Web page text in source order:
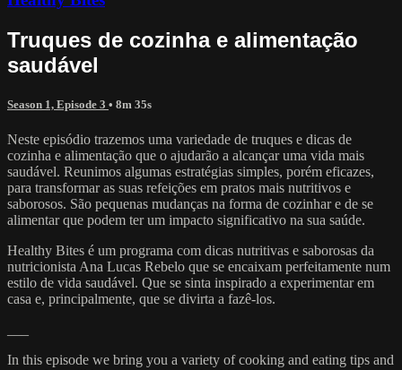
Truques de cozinha e alimentação
saudável
Season 1, Episode 3 • 8m 35s
Neste episódio trazemos uma variedade de truques e dicas de
cozinha e alimentação que o ajudarão a alcançar uma vida mais
saudável. Reunimos algumas estratégias simples, porém eficazes,
para transformar as suas refeições em pratos mais nutritivos e
saborosos. São pequenas mudanças na forma de cozinhar e de se
alimentar que podem ter um impacto significativo na sua saúde.
Healthy Bites é um programa com dicas nutritivas e saborosas da
nutricionista Ana Lucas Rebelo que se encaixam perfeitamente num
estilo de vida saudável. Que se sinta inspirado a experimentar em
casa e, principalmente, que se divirta a fazê-los.
In this episode we bring you a variety of cooking and eating tips and